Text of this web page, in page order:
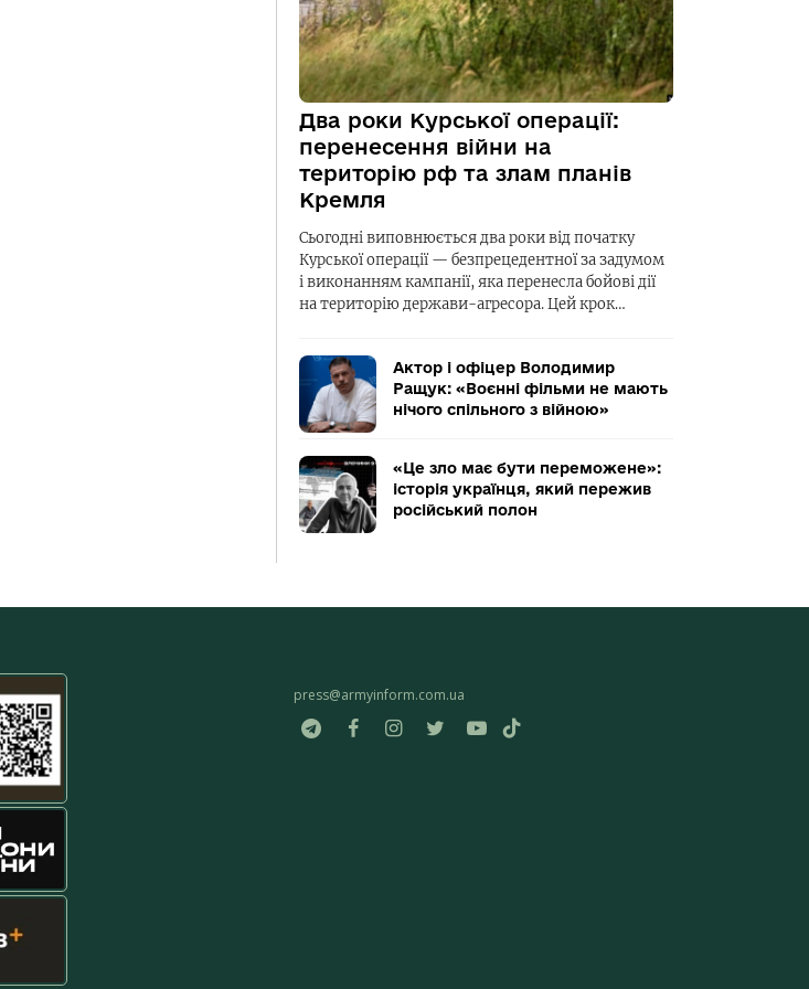
Два роки Курської операції:
перенесення війни на
територію рф та злам планів
Кремля
Сьогодні виповнюється два роки від початку
Курської операції — безпрецедентної за задумом
і виконанням кампанії, яка перенесла бойові дії
на територію держави-агресора. Цей крок…
Актор і офіцер Володимир
Ращук: «Воєнні фільми не мають
нічого спільного з війною»
«Це зло має бути переможене»:
історія українця, який пережив
російський полон
press@armyinform.com.ua